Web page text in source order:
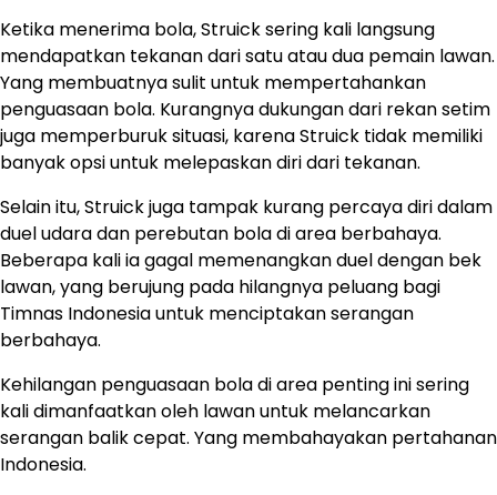
Ketika menerima bola, Struick sering kali langsung
mendapatkan tekanan dari satu atau dua pemain lawan.
Yang membuatnya sulit untuk mempertahankan
penguasaan bola. Kurangnya dukungan dari rekan setim
juga memperburuk situasi, karena Struick tidak memiliki
banyak opsi untuk melepaskan diri dari tekanan.
Selain itu, Struick juga tampak kurang percaya diri dalam
duel udara dan perebutan bola di area berbahaya.
Beberapa kali ia gagal memenangkan duel dengan bek
lawan, yang berujung pada hilangnya peluang bagi
Timnas Indonesia untuk menciptakan serangan
berbahaya.
Kehilangan penguasaan bola di area penting ini sering
kali dimanfaatkan oleh lawan untuk melancarkan
serangan balik cepat. Yang membahayakan pertahanan
Indonesia.